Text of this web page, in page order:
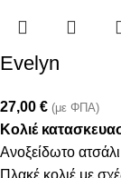
Evelyn
27,00 € (με ΦΠΑ)
Κολιέ
Ανοξείδωτο